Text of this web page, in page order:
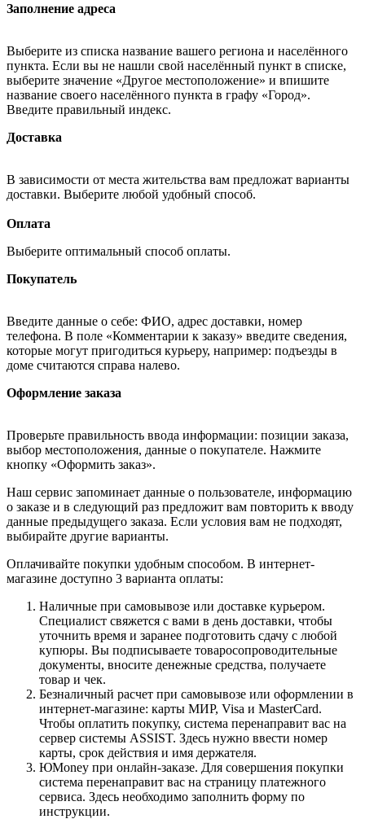
Заполнение адреса
Выберите из списка название вашего региона и населённого
пункта. Если вы не нашли свой населённый пункт в списке,
выберите значение «Другое местоположение» и впишите
название своего населённого пункта в графу «Город».
Введите правильный индекс.
Доставка
В зависимости от места жительства вам предложат варианты
доставки. Выберите любой удобный способ.
Оплата
Выберите оптимальный способ оплаты.
Покупатель
Введите данные о себе: ФИО, адрес доставки, номер
телефона. В поле «Комментарии к заказу» введите сведения,
которые могут пригодиться курьеру, например: подъезды в
доме считаются справа налево.
Оформление заказа
Проверьте правильность ввода информации: позиции заказа,
выбор местоположения, данные о покупателе. Нажмите
кнопку «Оформить заказ».
Наш сервис запоминает данные о пользователе, информацию
о заказе и в следующий раз предложит вам повторить к вводу
данные предыдущего заказа. Если условия вам не подходят,
выбирайте другие варианты.
Оплачивайте покупки удобным способом. В интернет-
магазине доступно 3 варианта оплаты:
Наличные при самовывозе или доставке курьером.
Специалист свяжется с вами в день доставки, чтобы
уточнить время и заранее подготовить сдачу с любой
купюры. Вы подписываете товаросопроводительные
документы, вносите денежные средства, получаете
товар и чек.
Безналичный расчет при самовывозе или оформлении в
интернет-магазине: карты МИР, Visa и MasterCard.
Чтобы оплатить покупку, система перенаправит вас на
сервер системы ASSIST. Здесь нужно ввести номер
карты, срок действия и имя держателя.
ЮMoney при онлайн-заказе. Для совершения покупки
система перенаправит вас на страницу платежного
сервиса. Здесь необходимо заполнить форму по
инструкции.